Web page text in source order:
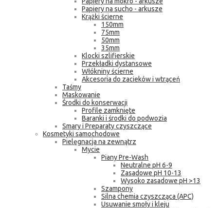
Papiery na sucho - arkusze
Krążki ścierne
150mm
75mm
50mm
35mm
Klocki szlifierskie
Przekładki dystansowe
Włókniny ścierne
Akcesoria do zacieków i wtrąceń
Taśmy
Maskowanie
Środki do konserwacji
Profile zamknięte
Baranki i środki do podwozia
Smary i Preparaty czyszczące
Kosmetyki samochodowe
Pielęgnacja na zewnątrz
Mycie
Piany Pre-Wash
Neutralne pH 6-9
Zasadowe pH 10-13
Wysoko zasadowe pH >13
Szampony
Silna chemia czyszcząca (APC)
Usuwanie smoły i kleju